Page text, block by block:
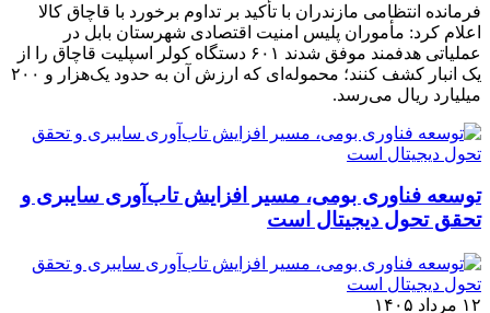
فرمانده انتظامی مازندران با تأکید بر تداوم برخورد با قاچاق کالا
اعلام کرد: مأموران پلیس امنیت اقتصادی شهرستان بابل در
عملیاتی هدفمند موفق شدند ۶۰۱ دستگاه کولر اسپلیت قاچاق را از
یک انبار کشف کنند؛ محموله‌ای که ارزش آن به حدود یک‌هزار و ۲۰۰
میلیارد ریال می‌رسد.
توسعه فناوری بومی، مسیر افزایش تاب‌آوری سایبری و
تحقق تحول دیجیتال است
۱۲ مرداد ۱۴۰۵